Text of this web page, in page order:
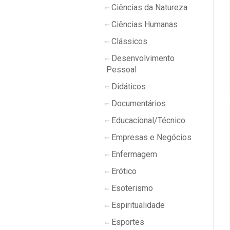
Ciências da Natureza
Ciências Humanas
Clássicos
Desenvolvimento
Pessoal
Didáticos
Documentários
Educacional/Técnico
Empresas e Negócios
Enfermagem
Erótico
Esoterismo
Espiritualidade
Esportes